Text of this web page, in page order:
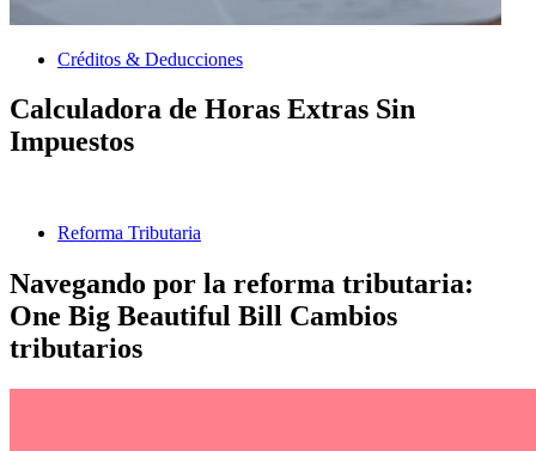
Créditos & Deducciones
Calculadora de Horas Extras Sin
Impuestos
Reforma Tributaria
Navegando por la reforma tributaria:
One Big Beautiful Bill Cambios
tributarios